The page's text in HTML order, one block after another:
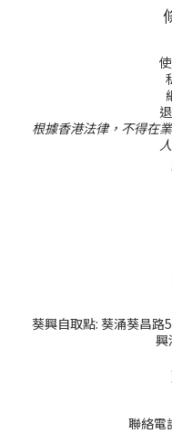
根據香港法律，不得在
葵興自取點: 葵涌葵昌
興
聯絡電